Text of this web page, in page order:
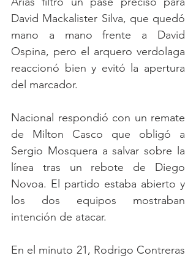
David Mackalister Silva, que quedó
mano a mano frente a David
Ospina, pero el arquero verdolaga
reaccionó bien y evitó la apertura
del marcador.
Nacional respondió con un remate
de Milton Casco que obligó a
Sergio Mosquera a salvar sobre la
línea tras un rebote de Diego
Novoa. El partido estaba abierto y
los dos equipos mostraban
intención de atacar.
En el minuto 21, Rodrigo Contreras